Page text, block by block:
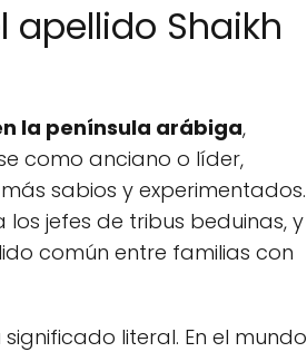
apellido Shaikh
la península arábiga,
como anciano o líder,
sabios y experimentados.
jefes de tribus beduinas, y
común entre familias con
literal. En el mundo